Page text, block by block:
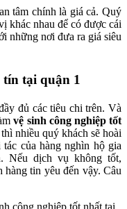
tâm chính là giá cả. Quý
khác nhau để có được cái
những nơi đưa ra giá siêu
tín tại quận 1
đủ các tiêu chi trên. Và
vệ sinh công nghiệp tốt
nhiều quý khách sẽ hoài
của hàng nghìn hộ gia
Nếu dịch vụ không tốt,
tin yêu đến vậy. Câu